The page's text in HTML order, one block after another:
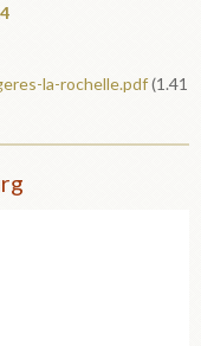
la-rochelle.pdf(1.41